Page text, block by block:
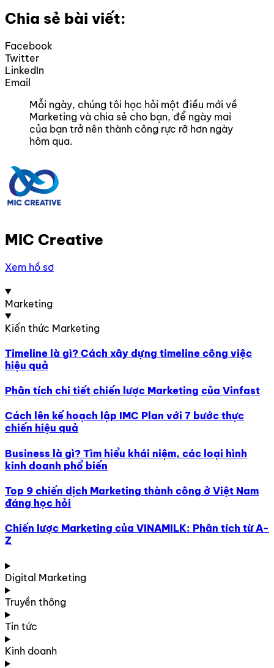
Chia sẻ bài viết:
Facebook
Twitter
LinkedIn
Email
Mỗi ngày, chúng tôi học hỏi một điều mới về
Marketing và chia sẻ cho bạn, để ngày mai
của bạn trở nên thành công rực rỡ hơn ngày
hôm qua.
MIC Creative
Xem hồ sơ
Marketing
Kiến thức Marketing
Timeline là gì? Cách xây dựng timeline công việc
hiệu quả
Phân tích chi tiết chiến lược Marketing của Vinfast
Cách lên kế hoạch lập IMC Plan với 7 bước thực
chiến hiệu quả
Business là gì? Tìm hiểu khái niệm, các loại hình
kinh doanh phổ biến
Top 9 chiến dịch Marketing thành công ở Việt Nam
đáng học hỏi
Chiến lược Marketing của VINAMILK: Phân tích từ A-
Z
Digital Marketing
Truyền thông
Tin tức
Kinh doanh